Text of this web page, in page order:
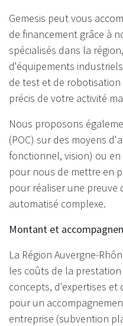
Gemesis peut vous
de financement grâce à
spécialisés dans la
d'équipements
de test et de
précis de votre activité
Nous proposons
(POC) sur des moyens
fonctionnel, vision) ou
pour nous de mettre en
pour réaliser une preuve
automatisé complexe.
Montant et
La Région Auvergne-
les coûts de la
concepts, d'expertises et
pour un
entreprise (subvention